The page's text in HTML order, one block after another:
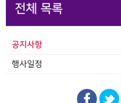
전체 목록
공지사항
행사일정